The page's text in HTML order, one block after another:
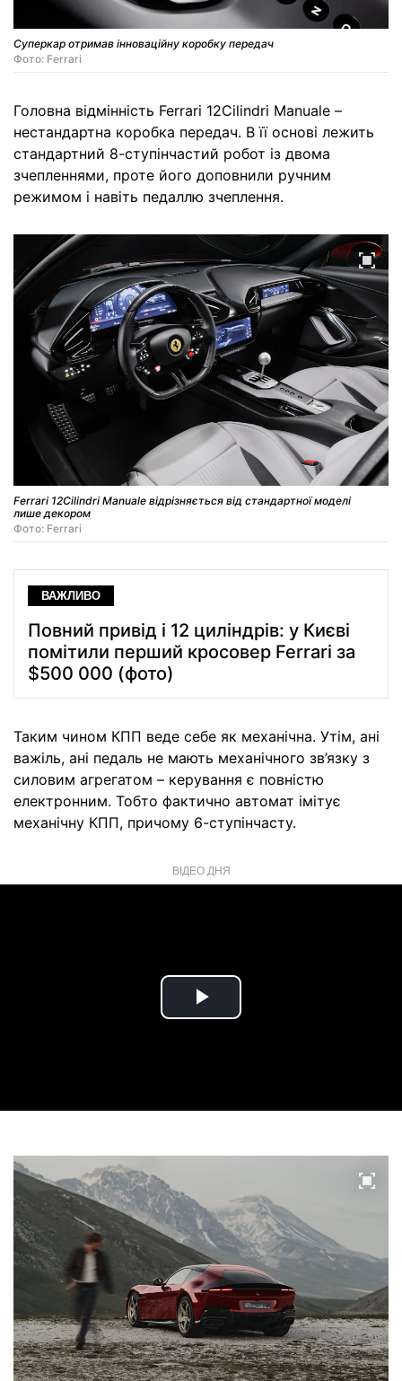
Суперкар отримав інноваційну коробку передач
Фото: Ferrari
Головна відмінність Ferrari 12Cilindri Manuale –
нестандартна коробка передач. В її основі лежить
стандартний 8-ступінчастий робот із двома
зчепленнями, проте його доповнили ручним
режимом і навіть педаллю зчеплення.
Ferrari 12Cilindri Manuale відрізняється від стандартної моделі
лише декором
Фото: Ferrari
ВАЖЛИВО
Повний привід і 12 циліндрів: у Києві
помітили перший кросовер Ferrari за
$500 000 (фото)
Таким чином КПП веде себе як механічна. Утім, ані
важіль, ані педаль не мають механічного зв’язку з
силовим агрегатом – керування є повністю
електронним. Тобто фактично автомат імітує
механічну КПП, причому 6-ступінчасту.
ВІДЕО ДНЯ
Play